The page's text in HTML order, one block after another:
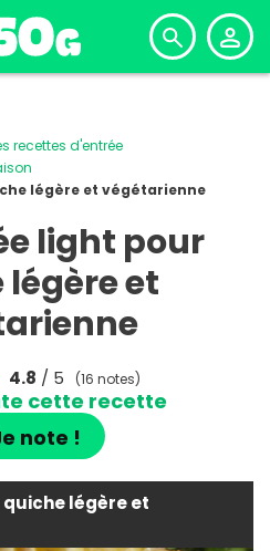
recettes d'entrée
légère et végétarienne
light pour
et
4.8 / 5 (16 notes)
cette recette
note !
légère et